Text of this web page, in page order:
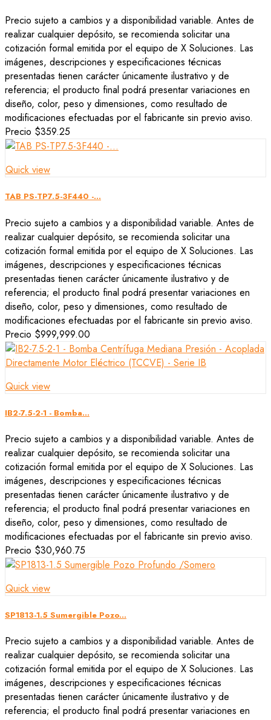
Precio sujeto a cambios y a disponibilidad variable. Antes de
realizar cualquier depósito, se recomienda solicitar una
cotización formal emitida por el equipo de X Soluciones. Las
imágenes, descripciones y especificaciones técnicas
presentadas tienen carácter únicamente ilustrativo y de
referencia; el producto final podrá presentar variaciones en
diseño, color, peso y dimensiones, como resultado de
modificaciones efectuadas por el fabricante sin previo aviso.
Precio $359.25
Quick view
TAB PS-TP7.5-3F440 -...
Precio sujeto a cambios y a disponibilidad variable. Antes de
realizar cualquier depósito, se recomienda solicitar una
cotización formal emitida por el equipo de X Soluciones. Las
imágenes, descripciones y especificaciones técnicas
presentadas tienen carácter únicamente ilustrativo y de
referencia; el producto final podrá presentar variaciones en
diseño, color, peso y dimensiones, como resultado de
modificaciones efectuadas por el fabricante sin previo aviso.
Precio $999,999.00
Quick view
IB2-7.5-2-1 - Bomba...
Precio sujeto a cambios y a disponibilidad variable. Antes de
realizar cualquier depósito, se recomienda solicitar una
cotización formal emitida por el equipo de X Soluciones. Las
imágenes, descripciones y especificaciones técnicas
presentadas tienen carácter únicamente ilustrativo y de
referencia; el producto final podrá presentar variaciones en
diseño, color, peso y dimensiones, como resultado de
modificaciones efectuadas por el fabricante sin previo aviso.
Precio $30,960.75
Quick view
SP1813-1.5 Sumergible Pozo...
Precio sujeto a cambios y a disponibilidad variable. Antes de
realizar cualquier depósito, se recomienda solicitar una
cotización formal emitida por el equipo de X Soluciones. Las
imágenes, descripciones y especificaciones técnicas
presentadas tienen carácter únicamente ilustrativo y de
referencia; el producto final podrá presentar variaciones en